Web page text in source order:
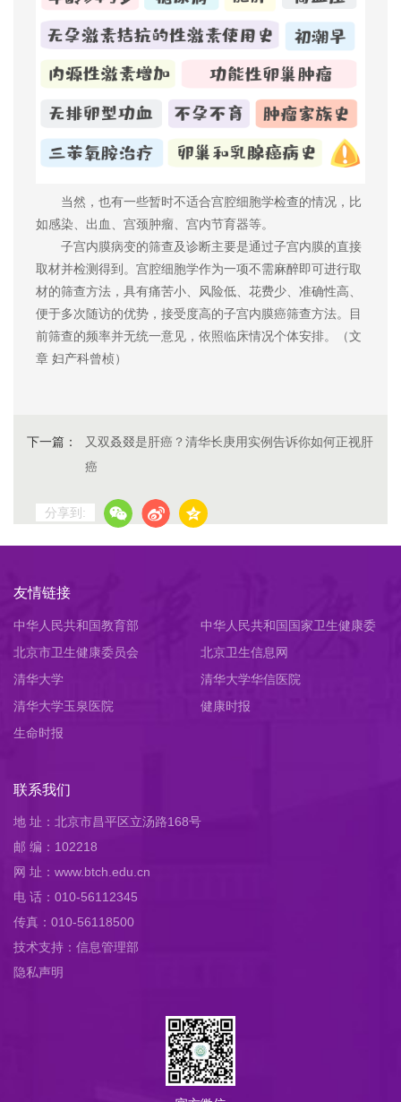
当然，也有一些暂时不适合宫腔细胞学检查的情况，比
如感染、出血、宫颈肿瘤、宫内节育器等。
子宫内膜病变的筛查及诊断主要是通过子宫内膜的直接
取材并检测得到。宫腔细胞学作为一项不需麻醉即可进行取
材的筛查方法，具有痛苦小、风险低、花费少、准确性高、
便于多次随访的优势，接受度高的子宫内膜癌筛查方法。目
前筛查的频率并无统一意见，依照临床情况个体安排。（文
章 妇产科曾桢）
下一篇：
又双叒叕是肝癌？清华长庚用实例告诉你如何正视肝
癌
分享到:
友情链接
中华人民共和国教育部
中华人民共和国国家卫生健康委
员会
北京市卫生健康委员会
北京卫生信息网
清华大学
清华大学华信医院
清华大学玉泉医院
健康时报
生命时报
联系我们
地 址：北京市昌平区立汤路168号
邮 编：102218
网 址：www.btch.edu.cn
电 话：010-56112345
传真：010-56118500
技术支持：信息管理部
隐私声明